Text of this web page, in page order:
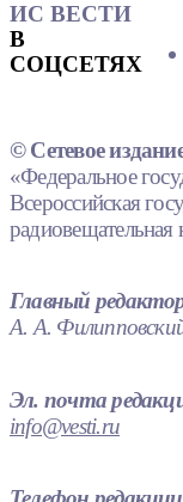
ИС ВЕСТИ
В
СОЦСЕТЯХ
© Сетевое
«Федеральное
Всероссийская
Главный
А. А.
Эл. почта
info@vesti.ru